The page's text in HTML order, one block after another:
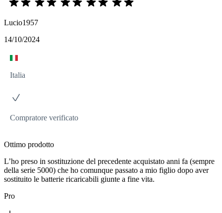
Lucio1957
14/10/2024
Italia
Compratore verificato
Ottimo prodotto
L’ho preso in sostituzione del precedente acquistato anni fa (sempre
della serie 5000) che ho comunque passato a mio figlio dopo aver
sostituito le batterie ricaricabili giunte a fine vita.
Pro